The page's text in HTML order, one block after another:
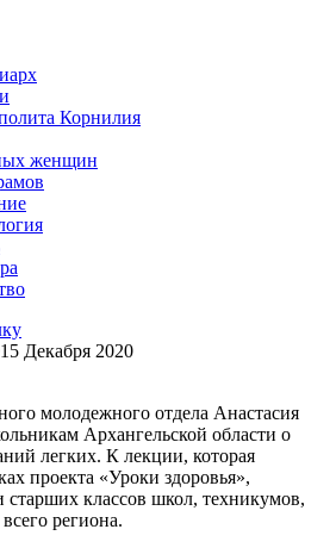
Корнилия
женщин
15 Декабря 2020
молодежного отдела Анастасия
Архангельской области о
легких. К лекции, которая
проекта «Уроки здоровья»,
классов школ, техникумов,
региона.